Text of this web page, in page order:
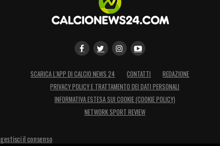
SCARICA L’APP DI CALCIO NEWS 24 CONTATTI
REDAZIONE
PRIVACY POLICY E TRATTAMENTO DEI DATI PERSONALI
INFORMATIVA ESTESA SUI COOKIE (COOKIE POLICY)
NETWORK SPORT REVIEW
gestisci il consenso